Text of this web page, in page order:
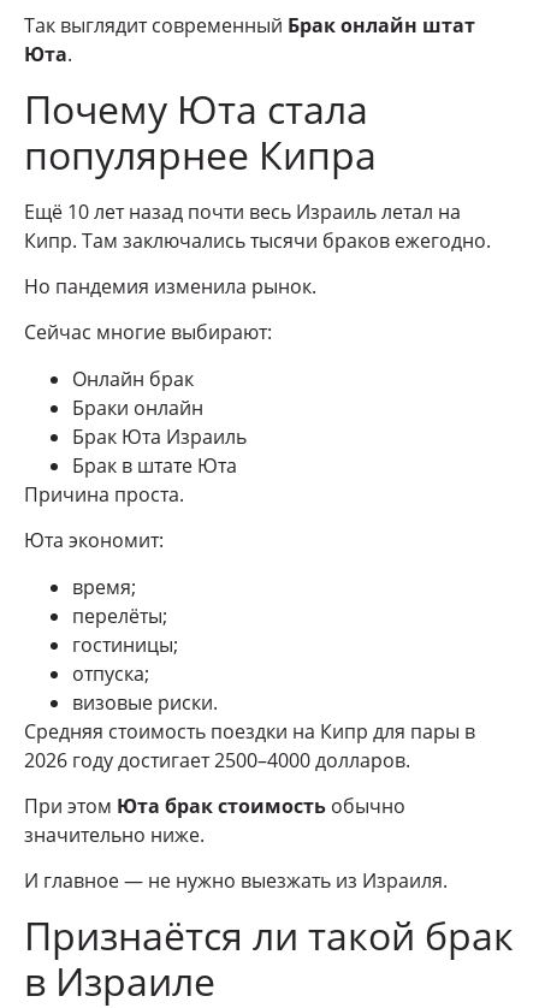
Так выглядит современный Брак онлайн штат
Юта.
Почему Юта стала
популярнее Кипра
Ещё 10 лет назад почти весь Израиль летал на
Кипр. Там заключались тысячи браков ежегодно.
Но пандемия изменила рынок.
Сейчас многие выбирают:
Онлайн брак
Браки онлайн
Брак Юта Израиль
Брак в штате Юта
Причина проста.
Юта экономит:
время;
перелёты;
гостиницы;
отпуска;
визовые риски.
Средняя стоимость поездки на Кипр для пары в
2026 году достигает 2500–4000 долларов.
При этом Юта брак стоимость обычно
значительно ниже.
И главное — не нужно выезжать из Израиля.
Признаётся ли такой брак
в Израиле